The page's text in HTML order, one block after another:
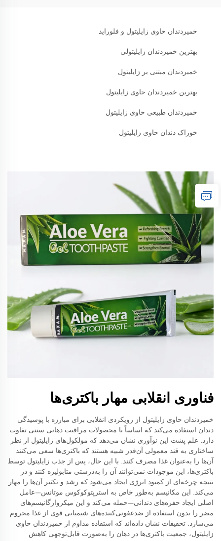
خمیردندان حاوی زایلیتول و فلوراید
بهترین خمیردندان زایلیتولی
خمیردندان مبتنی بر زایلیتول
بهترین خمیردندان حاوی زایلیتول
خمیردندان طبیعی حاوی زایلیتول
خوراک دندان حاوی زایلیتول
فناوری انقلابی مهار باکتری‌ها
خمیردندان حاوی زایلیتول از رویکردی انقلابی برای مبارزه با پوسیدگی
دندان استفاده می‌کند که اساساً با محصولات مراقبت دهانی سنتی تفاوت
دارد. علم پشت این نوآوری نشان می‌دهد که مولکول‌های زایلیتول از نظر
ساختاری به قند معمولی آن‌قدر شبیه هستند که باکتری‌ها سعی می‌کنند
آن‌ها را به‌عنوان غذا مصرف کنند. با این حال، پس از جذب زایلیتول توسط
باکتری‌ها، این موجودات نمی‌توانند آن را به‌درستی متابولیزه کنند و در
نتیجه چرخه‌ای از کمبود انرژی ایجاد می‌شود که رشد و تکثیر آن‌ها را مهار
می‌کند. این مکانیسم به‌طور خاص به استرپتوکوکوس موتانس—عامل
اصلی ایجاد حفره‌های دندانی—حمله می‌کند و این میکروارگانیسم‌های
مضر را بدون استفاده از ضدعفونی‌کننده‌های شیمیایی قوی از غذا محروم
می‌سازد. تحقیقات نشان داده‌اند که استفاده مداوم از خمیردندان حاوی
زایلیتول، جمعیت باکتری‌ها در دهان را به‌صورت قابل‌توجهی کاهش